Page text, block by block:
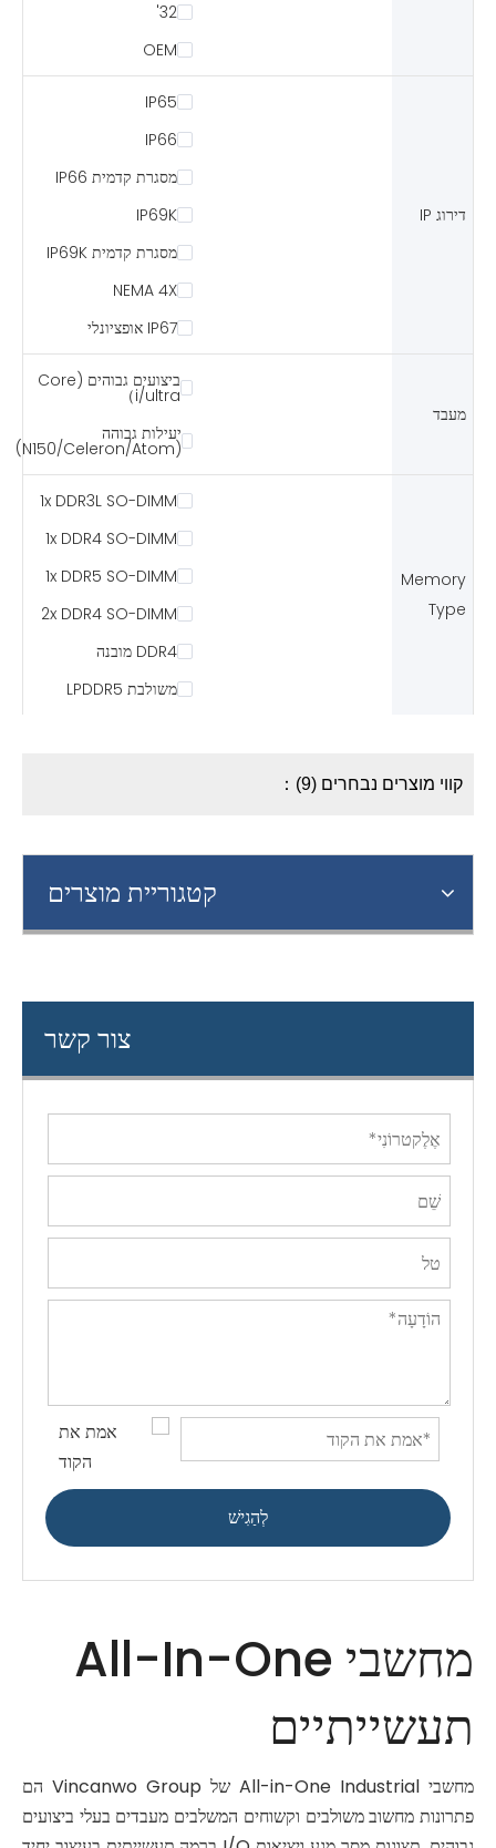
32'
OEM
דירוג IP
IP65
IP66
מסגרת קדמית IP66
IP69K
מסגרת קדמית IP69K
NEMA 4X
IP67 אופציונלי
מעבד
ביצועים גבוהים (Core
i/ultra）
יעילות גבוהה
(N150/Celeron/Atom)
Memory
Type
1x DDR3L SO-DIMM
1x DDR4 SO-DIMM
1x DDR5 SO-DIMM
2x DDR4 SO-DIMM
DDR4 מובנה
משולבת LPDDR5
קווי מוצרים נבחרים (9)：
קטגוריית מוצרים
צור קשר
לְהַגִישׁ
מחשבי All-In-One
תעשייתיים
מחשבי All-in-One Industrial של Vincanwo Group הם
פתרונות מחשוב משולבים וקשוחים המשלבים מעבדים בעלי ביצועים